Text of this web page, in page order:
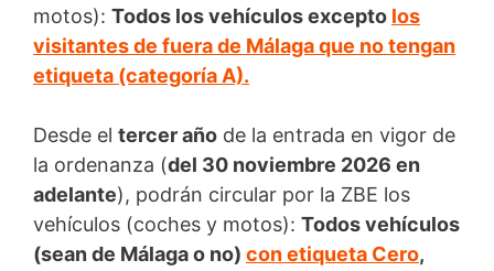
motos): Todos los vehículos excepto los
visitantes de fuera de Málaga que no tengan
etiqueta (categoría A).
Desde el tercer año de la entrada en vigor de
la ordenanza (del 30 noviembre 2026 en
adelante), podrán circular por la ZBE los
vehículos (coches y motos): Todos vehículos
(sean de Málaga o no) con etiqueta Cero,